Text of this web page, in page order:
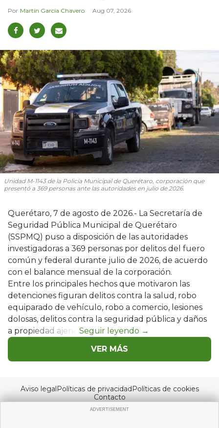
Martín García Chavero Aug 07, 2026
Unidad M-1143 de la Policía Municipal de Querétaro, corporación que
presentó a 369 personas ante las autoridades en julio de 2026.
Querétaro, 7 de agosto de 2026.- La Secretaría de
Seguridad Pública Municipal de Querétaro
(SSPMQ) puso a disposición de las autoridades
investigadoras a 369 personas por delitos del fuero
común y federal durante julio de 2026, de acuerdo
con el balance mensual de la corporación.
Entre los principales hechos que motivaron las
detenciones figuran delitos contra la salud, robo
equiparado de vehículo, robo a comercio, lesiones
dolosas, delitos contra la seguridad pública y daños
a propiedad ajena.
VER MÁS
Aviso legalPolíticas de privacidadPolíticas de cookies
Contacto